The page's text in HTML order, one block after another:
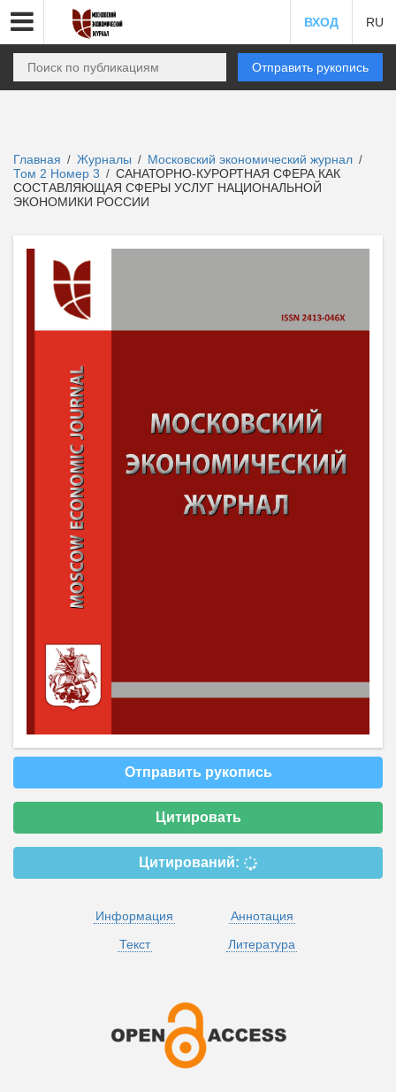
ВХОД RU
Отправить рукопись
Главная / Журналы / Московский экономический журнал /
Том 2 Номер 3 / САНАТОРНО-КУРОРТНАЯ СФЕРА КАК
СОСТАВЛЯЮЩАЯ СФЕРЫ УСЛУГ НАЦИОНАЛЬНОЙ
ЭКОНОМИКИ РОССИИ
Отправить рукопись
Цитировать
Цитирований:
Информация
Аннотация
Текст
Литература